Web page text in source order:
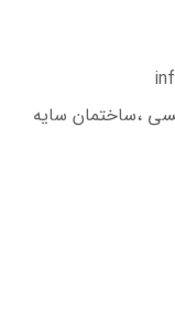
،ساختمان سایه